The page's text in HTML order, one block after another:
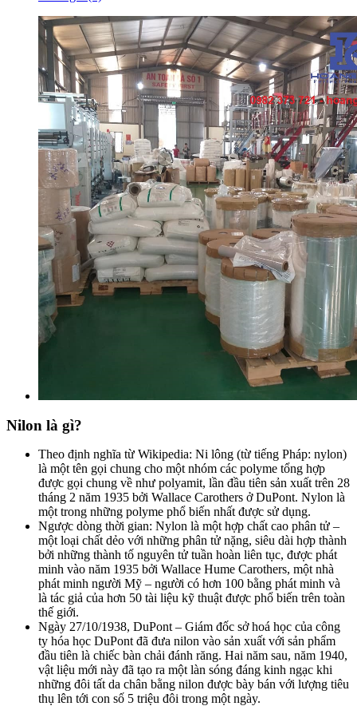
Nilon là gì?
Theo định nghĩa từ Wikipedia: Ni lông (từ tiếng Pháp: nylon)
là một tên gọi chung cho một nhóm các polyme tổng hợp
được gọi chung về như polyamit, lần đầu tiên sản xuất trên 28
tháng 2 năm 1935 bởi Wallace Carothers ở DuPont. Nylon là
một trong những polyme phổ biến nhất được sử dụng.
Ngược dòng thời gian: Nylon là một hợp chất cao phân tử –
một loại chất dẻo với những phân tử nặng, siêu dài hợp thành
bởi những thành tố nguyên tử tuần hoàn liên tục, được phát
minh vào năm 1935 bởi Wallace Hume Carothers, một nhà
phát minh người Mỹ – người có hơn 100 bằng phát minh và
là tác giả của hơn 50 tài liệu kỹ thuật được phổ biến trên toàn
thế giới.
Ngày 27/10/1938, DuPont – Giám đốc sở hoá học của công
ty hóa học DuPont đã đưa nilon vào sản xuất với sản phẩm
đầu tiên là chiếc bàn chải đánh răng. Hai năm sau, năm 1940,
vật liệu mới này đã tạo ra một làn sóng đáng kinh ngạc khi
những đôi tất da chân bằng nilon được bày bán với lượng tiêu
thụ lên tới con số 5 triệu đôi trong một ngày.